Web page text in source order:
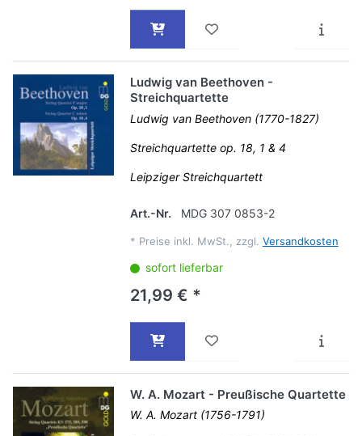
Ludwig van Beethoven -
Streichquartette
Ludwig van Beethoven (1770-1827)
Streichquartette op. 18, 1 & 4
Leipziger Streichquartett
Art.-Nr. MDG 307 0853-2
* Preise inkl. MwSt., zzgl. Versandkosten
sofort lieferbar
21,99 € *
W. A. Mozart - Preußische Quartette
W. A. Mozart (1756-1791)